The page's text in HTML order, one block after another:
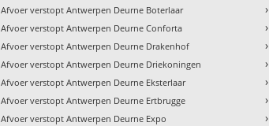
Afvoer verstopt Antwerpen Deurne Boterlaar
Afvoer verstopt Antwerpen Deurne Conforta
Afvoer verstopt Antwerpen Deurne Drakenhof
Afvoer verstopt Antwerpen Deurne Driekoningen
Afvoer verstopt Antwerpen Deurne Eksterlaar
Afvoer verstopt Antwerpen Deurne Ertbrugge
Afvoer verstopt Antwerpen Deurne Expo
›
›
›
›
›
›
›